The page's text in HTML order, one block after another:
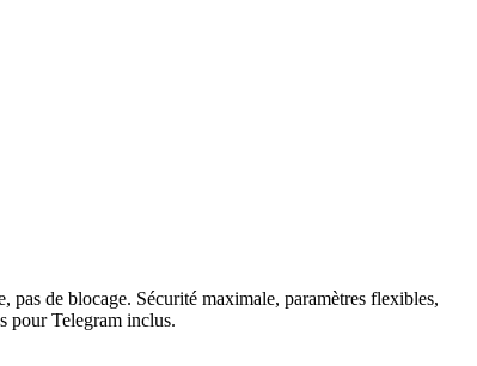
de blocage. Sécurité maximale, paramètres flexibles,
pour Telegram inclus.